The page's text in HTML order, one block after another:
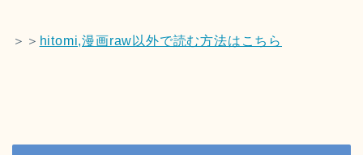
＞＞ hitomi,漫画raw以外で読む方法はこちら